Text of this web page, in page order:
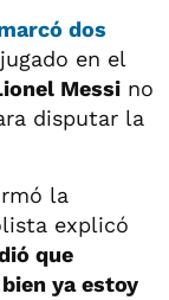
dos
en el
Messi no
disputar la
la
explicó
que
ya estoy